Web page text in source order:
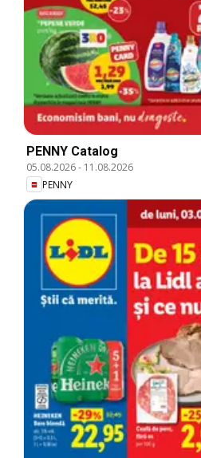
PENNY Catalog
05.08.2026- 11.08.2026
PENNY